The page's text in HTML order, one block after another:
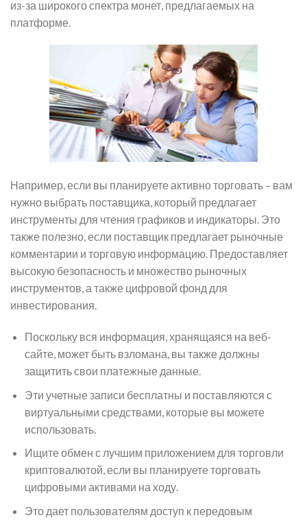
из-за широкого спектра монет, предлагаемых на
платформе.
Например, если вы планируете активно торговать – вам
нужно выбрать поставщика, который предлагает
инструменты для чтения графиков и индикаторы. Это
также полезно, если поставщик предлагает рыночные
комментарии и торговую информацию. Предоставляет
высокую безопасность и множество рыночных
инструментов, а также цифровой фонд для
инвестирования.
Поскольку вся информация, хранящаяся на веб-
сайте, может быть взломана, вы также должны
защитить свои платежные данные.
Эти учетные записи бесплатны и поставляются с
виртуальными средствами, которые вы можете
использовать.
Ищите обмен с лучшим приложением для торговли
криптовалютой, если вы планируете торговать
цифровыми активами на ходу.
Это дает пользователям доступ к передовым